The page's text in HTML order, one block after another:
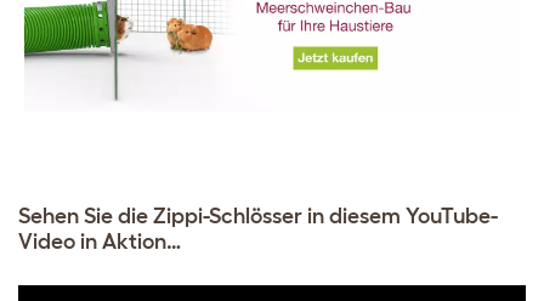
Sehen Sie die Zippi-Schlösser in diesem YouTube-
Video in Aktion…